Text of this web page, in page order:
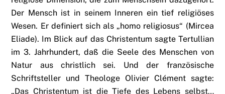
Der Mensch ist in seinem Inneren ein tief religiöses
Wesen. Er definiert sich als „homo religiosus“ (Mircea
Eliade). Im Blick auf das Christentum sagte Tertullian
im 3. Jahrhundert, daß die Seele des Menschen von
Natur aus christlich sei. Und der französische
Schriftsteller und Theologe Olivier Clément sagte:
„Das Christentum ist die Tiefe des Lebens selbst…